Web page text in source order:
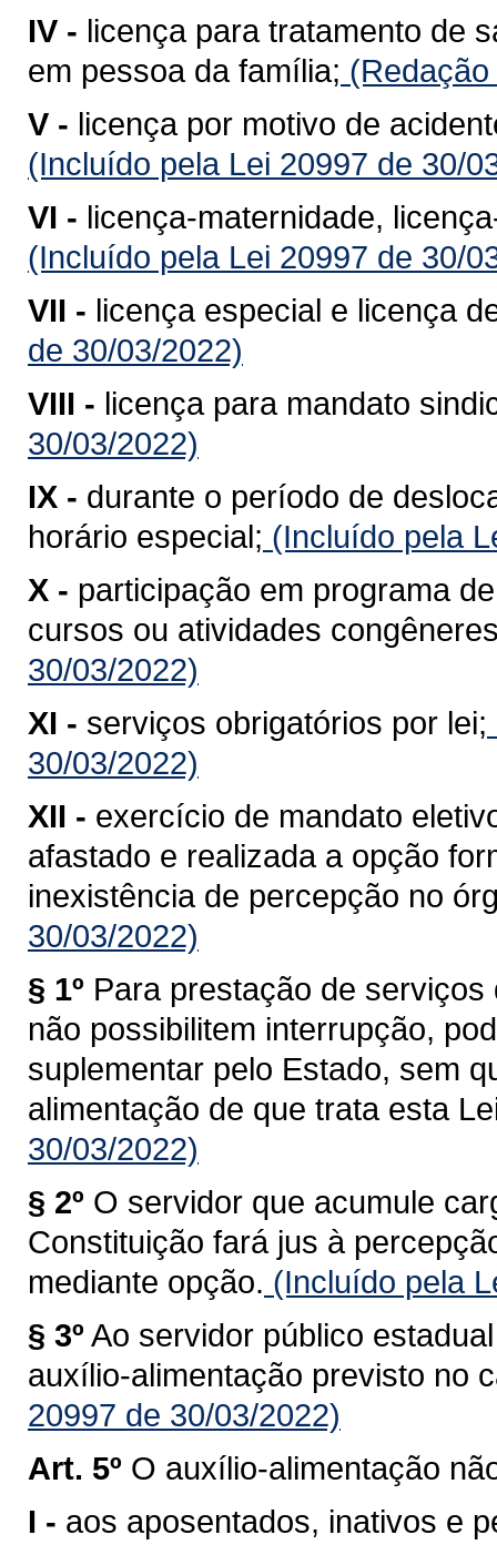
IV - licença para tratamento de
em pessoa da família;
V - licença por motivo de
(Incluído pela Lei 20997 de 30/
VI - licença-maternidade,
(Incluído pela Lei 20997 de 30/
VII - licença especial e licença
de 30/03/2022)
VIII - licença para mandato
30/03/2022)
IX - durante o período de
horário especial; (Incluído pela
X - participação em programa
cursos ou atividades
30/03/2022)
XI - serviços obrigatórios por lei;
30/03/2022)
XII - exercício de mandato
afastado e realizada a opção
inexistência de percepção no
30/03/2022)
§ 1º Para prestação de
não possibilitem interrupção,
suplementar pelo Estado, sem
alimentação de que trata esta
30/03/2022)
§ 2º O servidor que acumule
Constituição fará jus à
mediante opção. (Incluído pela
§ 3º Ao servidor público
auxílio-alimentação previsto no
20997 de 30/03/2022)
Art. 5º O auxílio-alimentação
I - aos aposentados, inativos e